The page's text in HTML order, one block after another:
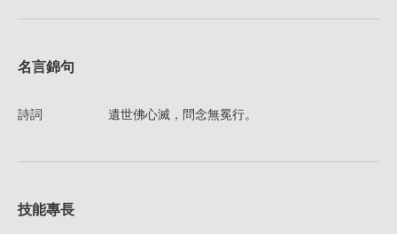
名言錦句
詩詞 遺世佛心滅，問念無冕行。
技能專長